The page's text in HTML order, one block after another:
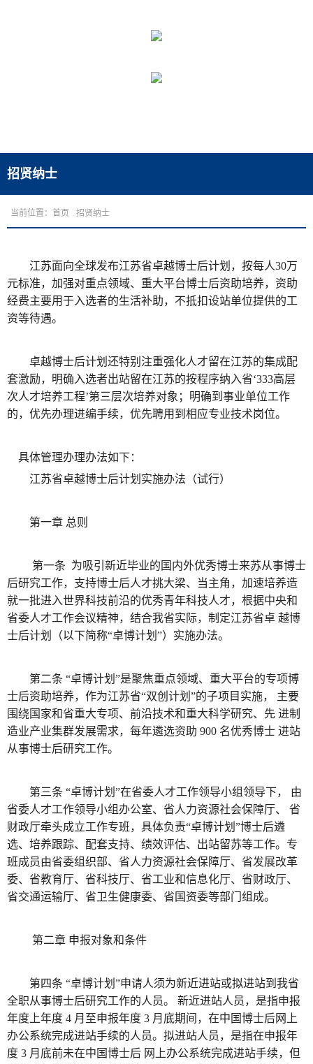
招贤纳士
当前位置： 首页 招贤纳士
江苏面向全球发布江苏省卓越博士后计划，按每人30万
元标准，加强对重点领域、重大平台博士后资助培养，资助
经费主要用于入选者的生活补助，不抵扣设站单位提供的工
资等待遇。
卓越博士后计划还特别注重强化人才留在江苏的集成配
套激励，明确入选者出站留在江苏的按程序纳入省‘333高层
次人才培养工程’第三层次培养对象；明确到事业单位工作
的，优先办理进编手续，优先聘用到相应专业技术岗位。
具体管理办理办法如下：
江苏省卓越博士后计划实施办法（试行）
第一章 总则
第一条 为吸引新近毕业的国内外优秀博士来苏从事博士
后研究工作，支持博士后人才挑大梁、当主角，加速培养造
就一批进入世界科技前沿的优秀青年科技人才，根据中央和
省委人才工作会议精神，结合我省实际，制定江苏省卓 越博
士后计划（以下简称“卓博计划”）实施办法。
第二条 “卓博计划”是聚焦重点领域、重大平台的专项博
士后资助培养，作为江苏省“双创计划”的子项目实施， 主要
围绕国家和省重大专项、前沿技术和重大科学研究、先 进制
造业产业集群发展需求，每年遴选资助 900 名优秀博士 进站
从事博士后研究工作。
第三条 “卓博计划”在省委人才工作领导小组领导下， 由
省委人才工作领导小组办公室、省人力资源社会保障厅、 省
财政厅牵头成立工作专班，具体负责“卓博计划”博士后遴
选、培养跟踪、配套支持、绩效评估、出站留苏等工作。专
班成员由省委组织部、省人力资源社会保障厅、省发展改革
委、省教育厅、省科技厅、省工业和信息化厅、省财政厅、
省交通运输厅、省卫生健康委、省国资委等部门组成。
第二章 申报对象和条件
第四条 “卓博计划”申请人须为新近进站或拟进站到我省
全职从事博士后研究工作的人员。 新近进站人员，是指申报
年度上年度 4 月至申报年度 3 月底期间，在中国博士后网上
办公系统完成进站手续的人员。拟进站人员，是指在申报年
度 3 月底前未在中国博士后 网上办公系统完成进站手续，但